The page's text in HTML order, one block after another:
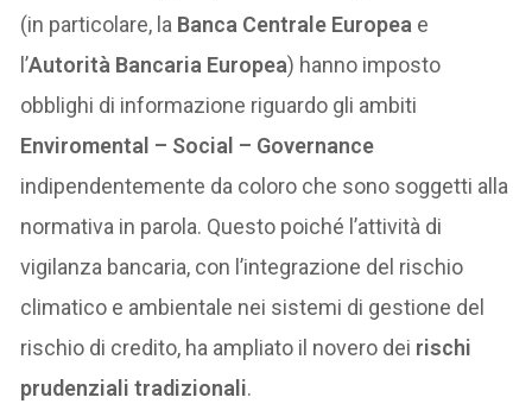
(in particolare, la Banca Centrale Europea e
l’Autorità Bancaria Europea) hanno imposto
obblighi di informazione riguardo gli ambiti
Enviromental – Social – Governance
indipendentemente da coloro che sono soggetti alla
normativa in parola. Questo poiché l’attività di
vigilanza bancaria, con l’integrazione del rischio
climatico e ambientale nei sistemi di gestione del
rischio di credito, ha ampliato il novero dei rischi
prudenziali tradizionali.